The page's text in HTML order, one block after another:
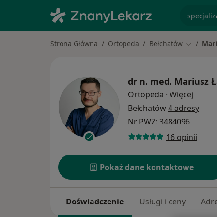
Strona Główna Ortopeda Bełchatów Zmień
dr n. med. Mariusz
Ortopeda · Więcej
Bełchatów4 adresy
Nr PWZ: 3484096
16 opinii
Pokaż dane kontaktowe
Doświadczenie Usługi i ceny